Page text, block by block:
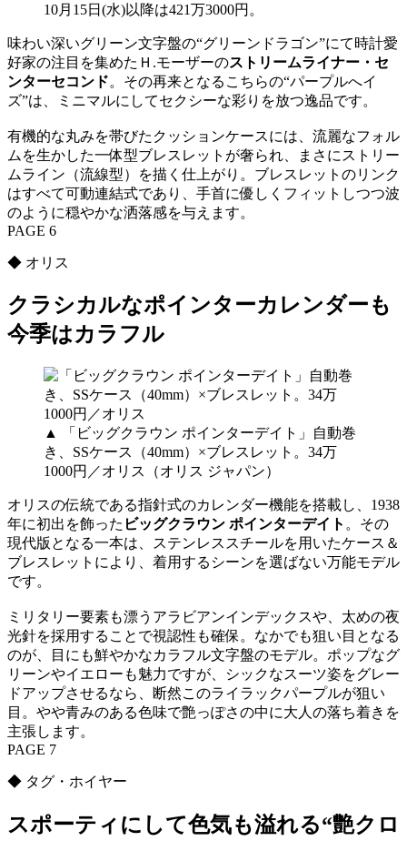
10月15日(水)以降は421万3000円。
味わい深いグリーン文字盤の“グリーンドラゴン”にて時計愛
好家の注目を集めたＨ.モーザーのストリームライナー・セ
ンターセコンド。その再来となるこちらの“パープルへイ
ズ”は、ミニマルにしてセクシーな彩りを放つ逸品です。
有機的な丸みを帯びたクッションケースには、流麗なフォル
ムを生かした一体型ブレスレットが奢られ、まさにストリー
ムライン（流線型）を描く仕上がり。ブレスレットのリンク
はすべて可動連結式であり、手首に優しくフィットしつつ波
のように穏やかな洒落感を与えます。
PAGE 6
◆ オリス
クラシカルなポインターカレンダーも
今季はカラフル
▲ 「ビッグクラウン ポインターデイト」自動巻
き、SSケース（40mm）×ブレスレット。34万
1000円／オリス（オリス ジャパン）
オリスの伝統である指針式のカレンダー機能を搭載し、1938
年に初出を飾った ビッグクラウン ポインターデイト 。その
現代版となる一本は、ステンレススチールを用いたケース＆
ブレスレットにより、着用するシーンを選ばない万能モデル
です。
ミリタリー要素も漂うアラビアンインデックスや、太めの夜
光針を採用することで視認性も確保。なかでも狙い目となる
のが、目にも鮮やかなカラフル文字盤のモデル。ポップなグ
リーンやイエローも魅力ですが、シックなスーツ姿をグレー
ドアップさせるなら、断然このライラックパープルが狙い
目。やや青みのある色味で艶っぽさの中に大人の落ち着きを
主張します。
PAGE 7
◆ タグ・ホイヤー
スポーティにして色気も溢れる“艶クロ